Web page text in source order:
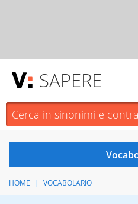
SAPERE
HOME VOCABOLARIO